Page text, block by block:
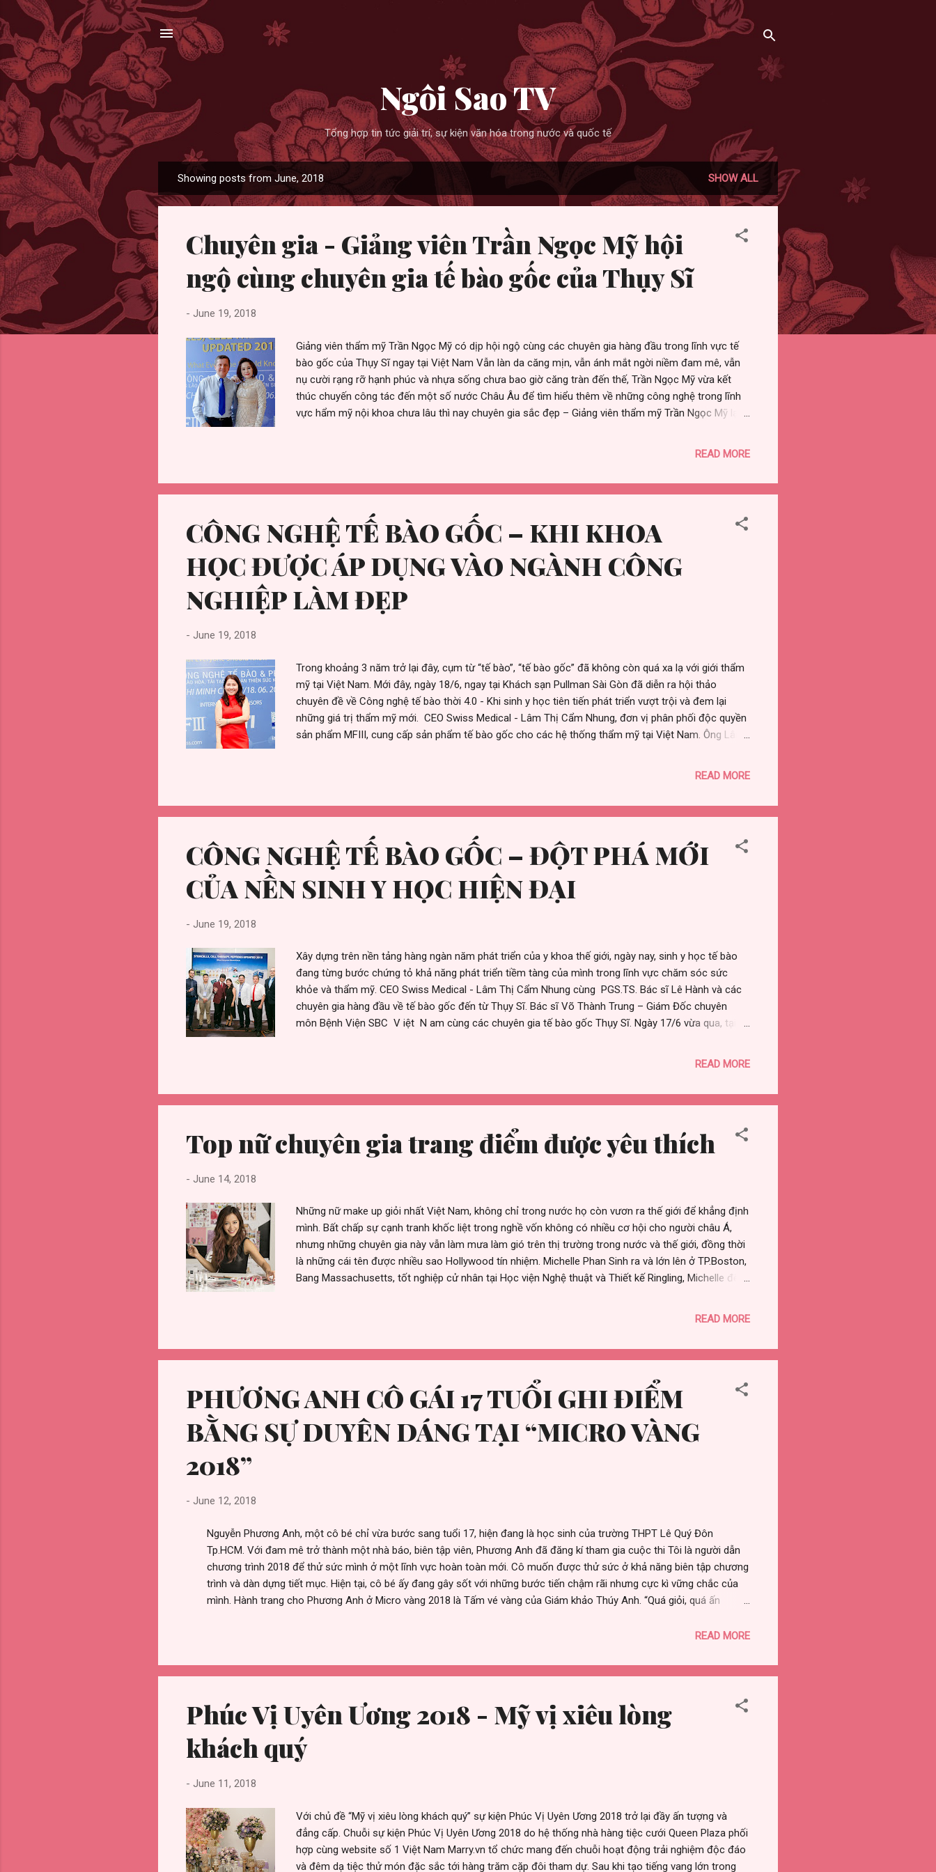
Ngôi Sao TV
Tổng hợp tin tức giải trí, sự kiện văn hóa trong nước và quốc tế
o
Showing posts from June, 2018 SHOW ALL
Chuyên gia - Giảng viên Trần Ngọc Mỹ hội
ngộ cùng chuyên gia tế bào gốc của Thụy Sĩ
- June 19, 2018
Giảng viên thẩm mỹ Trần Ngọc Mỹ có dịp hội ngộ cùng các chuyên gia hàng đầu trong lĩnh vực tế
bào gốc của Thụy Sĩ ngay tại Việt Nam Vẫn làn da căng mịn, vẫn ánh mắt ngời niềm đam mê, vẫn
nụ cười rạng rỡ hạnh phúc và nhựa sống chưa bao giờ căng tràn đến thế, Trần Ngọc Mỹ vừa kết
thúc chuyến công tác đến một số nước Châu Âu để tìm hiểu thêm về những công nghệ trong lĩnh
vực hẩm mỹ nội khoa chưa lâu thì nay chuyên gia sắc đẹp – Giảng viên thẩm mỹ Trần Ngọc Mỹ lại
và các Bác sĩ hàng đầu trong nhiều lĩnh vực khác nhau, trong đó có thể kể đến: Bác sĩ Hồ Minh Lê -
Phó Giám đốc Bệnh viện Bưu Điệ...
READ MORE
CÔNG NGHỆ TẾ BÀO GỐC – KHI KHOA
HỌC ĐƯỢC ÁP DỤNG VÀO NGÀNH CÔNG
NGHIỆP LÀM ĐẸP
- June 19, 2018
Trong khoảng 3 năm trở lại đây, cụm từ “tế bào”, “tế bào gốc” đã không còn quá xa lạ với giới thẩm
mỹ tại Việt Nam. Mới đây, ngày 18/6, ngay tại Khách sạn Pullman Sài Gòn đã diễn ra hội thảo
chuyên đề về Công nghệ tế bào thời 4.0 - Khi sinh y học tiên tiến phát triển vượt trội và đem lại
những giá trị thẩm mỹ mới. CEO Swiss Medical - Lâm Thị Cẩm Nhung, đơn vị phân phối độc quyền
sản phẩm MFIII, cung cấp sản phẩm tế bào gốc cho các hệ thống thẩm mỹ tại Việt Nam. Ông Lâm
tân tiến nhất trong làm đẹp, chăm sóc sức khỏe. Chuyên gia - Giảng viên thẩm mỹ Trần Ngọc Mỹ
các tỉnh lân cận, như: Doctor Skin Beauty Clinic , Ruco Spa Clinic, BB Beauty Thanh Mai, Lavender,
READ MORE
CÔNG NGHỆ TẾ BÀO GỐC – ĐỘT PHÁ MỚI
CỦA NỀN SINH Y HỌC HIỆN ĐẠI
- June 19, 2018
Xây dựng trên nền tảng hàng ngàn năm phát triển của y khoa thế giới, ngày nay, sinh y học tế bào
đang từng bước chứng tỏ khả năng phát triển tiềm tàng của mình trong lĩnh vực chăm sóc sức
khỏe và thẩm mỹ. CEO Swiss Medical - Lâm Thị Cẩm Nhung cùng PGS.TS. Bác sĩ Lê Hành và các
chuyên gia hàng đầu về tế bào gốc đến từ Thụy Sĩ. Bác sĩ Võ Thành Trung – Giám Đốc chuyên
môn Bệnh Viện SBC V iệt N am cùng các chuyên gia tế bào gốc Thụy Sĩ. Ngày 17/6 vừa qua, tại
đã được diễn ra, thu hút sự chú ý của đông đảo giới chuyên môn và các Bác sĩ hàng đầu trong
Trung – Giám Đốc chuyên môn Bệnh Viện SBC V iệt N am, Bác sĩ Trần Quyết Thịnh - Trưởng khoa
READ MORE
Top nữ chuyên gia trang điểm được yêu thích
- June 14, 2018
Những nữ make up giỏi nhất Việt Nam, không chỉ trong nước họ còn vươn ra thế giới để khẳng định
mình. Bất chấp sự cạnh tranh khốc liệt trong nghề vốn không có nhiều cơ hội cho người châu Á,
nhưng những chuyên gia này vẫn làm mưa làm gió trên thị trường trong nước và thế giới, đồng thời
là những cái tên được nhiều sao Hollywood tín nhiệm. Michelle Phan Sinh ra và lớn lên ở TP.Boston,
Bang Massachusetts, tốt nghiệp cử nhân tại Học viện Nghệ thuật và Thiết kế Ringling, Michelle đến
chia sẻ những bí quyết trang điểm của bản thân, đơn giản chỉ cho vui nhưng lại bất ngờ được yêu
Tay ngang vào nghề, nhưng năng khiếu trời cho nhanh chóng giúp cô gái trẻ trở thành cái tên được
READ MORE
PHƯƠNG ANH CÔ GÁI 17 TUỔI GHI ĐIỂM
BẰNG SỰ DUYÊN DÁNG TẠI “MICRO VÀNG
2018”
- June 12, 2018
Nguyễn Phương Anh, một cô bé chỉ vừa bước sang tuổi 17, hiện đang là học sinh của trường THPT Lê Quý Đôn
Tp.HCM. Với đam mê trở thành một nhà báo, biên tập viên, Phương Anh đã đăng kí tham gia cuộc thi Tôi là người dẫn
chương trình 2018 để thử sức mình ở một lĩnh vực hoàn toàn mới. Cô muốn được thử sức ở khả năng biên tập chương
trình và dàn dựng tiết mục. Hiện tại, cô bé ấy đang gây sốt với những bước tiến chậm rãi nhưng cực kì vững chắc của
mình. Hành trang cho Phương Anh ở Micro vàng 2018 là Tấm vé vàng của Giám khảo Thúy Anh. “Quá giỏi, quá ấn
Được xem là “hiện tượng” của mùa giải thứ 5 Micro vàng 2018, cô bé được đánh giá rất cao ở khả năng biên tập và
cuối cùng, Phương Anh chọn về đội của MC Đào Duy – Hoàng Dung. Một sự lựa chọn được xem là sá...
READ MORE
Phúc Vị Uyên Ương 2018 - Mỹ vị xiêu lòng
khách quý
- June 11, 2018
Với chủ đề “Mỹ vị xiêu lòng khách quý” sự kiện Phúc Vị Uyên Ương 2018 trở lại đầy ấn tượng và
đẳng cấp. Chuỗi sự kiện Phúc Vị Uyên Ương 2018 do hệ thống nhà hàng tiệc cưới Queen Plaza phối
hợp cùng website số 1 Việt Nam Marry.vn tổ chức mang đến chuỗi hoạt động trải nghiệm độc đáo
và đêm dạ tiệc thử món đặc sắc tới hàng trăm cặp đôi tham dự. Sau khi tạo tiếng vang lớn trong